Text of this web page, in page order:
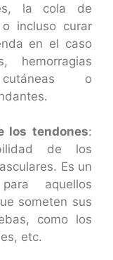
la cola de
incluso curar
en el caso
hemorragias
o
los tendones:
de los
Es un
aquellos
someten sus
como los
etc.